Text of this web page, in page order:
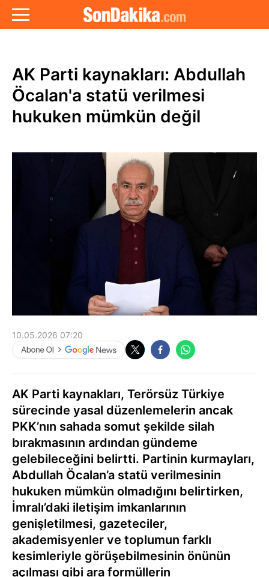
AK Parti kaynakları: Abdullah
Öcalan'a statü verilmesi
hukuken mümkün değil
10.05.2026 07:20
AK Parti kaynakları, Terörsüz Türkiye
sürecinde yasal düzenlemelerin ancak
PKK’nın sahada somut şekilde silah
bırakmasının ardından gündeme
gelebileceğini belirtti. Partinin kurmayları,
Abdullah Öcalan’a statü verilmesinin
hukuken mümkün olmadığını belirtirken,
İmralı’daki iletişim imkanlarının
genişletilmesi, gazeteciler,
akademisyenler ve toplumun farklı
kesimleriyle görüşebilmesinin önünün
açılması gibi ara formüllerin